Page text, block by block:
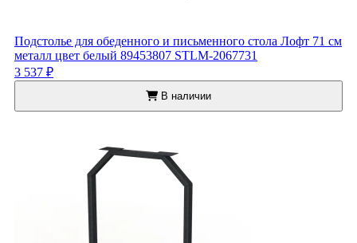
Подстолье для обеденного и письменного стола Лофт 71 см
металл цвет белый 89453807 STLM-2067731
3 537 ₽
В наличии